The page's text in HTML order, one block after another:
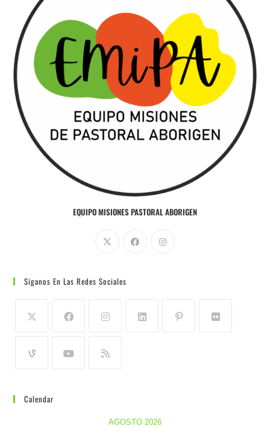
EQUIPO MISIONES PASTORAL ABORIGEN
Siganos En Las Redes Sociales
Calendar
AGOSTO 2026